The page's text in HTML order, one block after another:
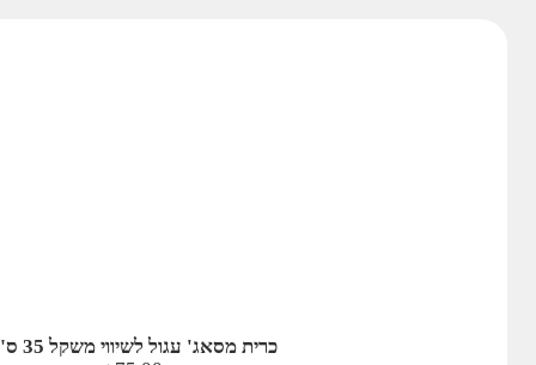
כרית מסאג' עגול לשיווי משקל 35 ס"מ